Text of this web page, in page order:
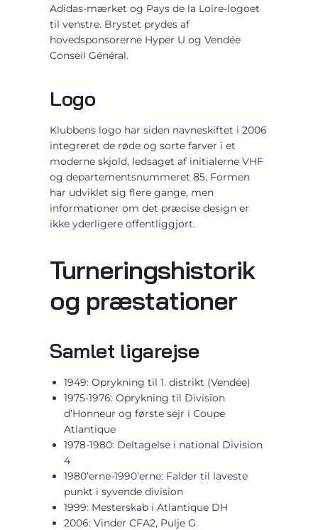
Adidas-mærket og Pays de la Loire-logoet
til venstre. Brystet prydes af
hovedsponsorerne Hyper U og Vendée
Conseil Général.
Logo
Klubbens logo har siden navneskiftet i 2006
integreret de røde og sorte farver i et
moderne skjold, ledsaget af initialerne VHF
og departementsnummeret 85. Formen
har udviklet sig flere gange, men
informationer om det præcise design er
ikke yderligere offentliggjort.
Turneringshistorik
og præstationer
Samlet ligarejse
1949: Oprykning til 1. distrikt (Vendée)
1975-1976: Oprykning til Division
d’Honneur og første sejr i Coupe
Atlantique
1978-1980: Deltagelse i national Division
4
1980’erne-1990’erne: Falder til laveste
punkt i syvende division
1999: Mesterskab i Atlantique DH
2006: Vinder CFA2, Pulje G